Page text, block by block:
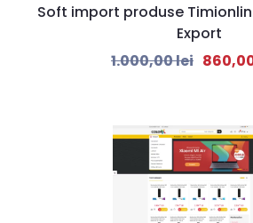
Soft import produse
Export
1.000,00lei